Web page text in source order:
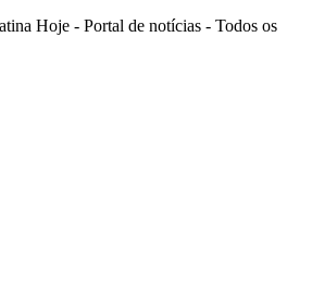
Hoje - Portal de notícias - Todos os